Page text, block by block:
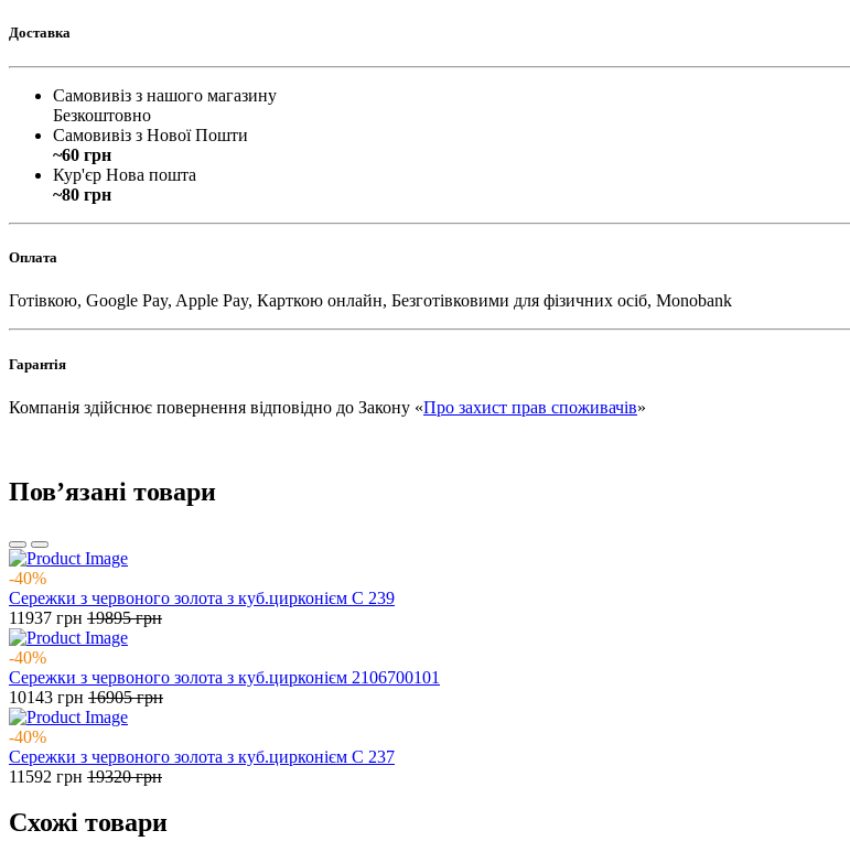
Доставка
Самовивіз з нашого магазину
Безкоштовно
Самовивіз з Нової Пошти
~60 грн
Кур'єр Нова пошта
~80 грн
Оплата
Готівкою, Google Pay, Apple Pay, Карткою онлайн, Безготівковими для фізичних осіб, Monobank
Гарантія
Компанія здійснює повернення відповідно до Закону «Про захист прав споживачів»
Повʼязані товари
-40%
Сережки з червоного золота з куб.цирконієм С 239
11937 грн 19895грн
-40%
Сережки з червоного золота з куб.цирконієм 2106700101
10143 грн 16905грн
-40%
Сережки з червоного золота з куб.цирконієм С 237
11592 грн 19320грн
Схожі товари